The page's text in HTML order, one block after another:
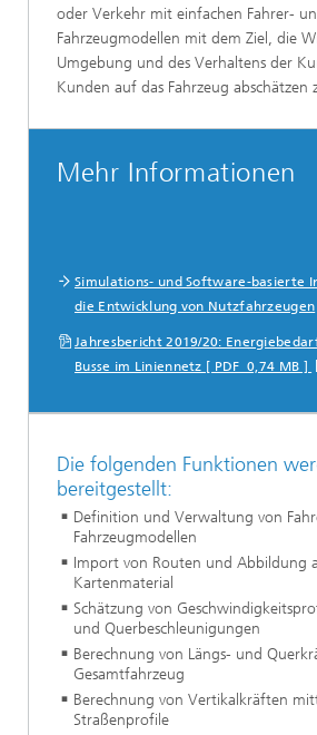
oder Verkehr mit einfachen Fahrer-
Fahrzeugmodellen mit dem Ziel, die
Umgebung und des Verhaltens der
Kunden auf das Fahrzeug abschätzen
Mehr Informationen
Simulations- und Software-basierte
die Entwicklung von Nutzfahrzeugen
Jahresbericht 2019/20:
Busse im Liniennetz [ PDF 0,74 MB ]
Die folgenden Funktionen
bereitgestellt:
Definition und Verwaltung von
Fahrzeugmodellen
Import von Routen und Abbildung
Kartenmaterial
Schätzung von
und Querbeschleunigungen
Berechnung von Längs- und
Gesamtfahrzeug
Berechnung von Vertikalkräften
Straßenprofile